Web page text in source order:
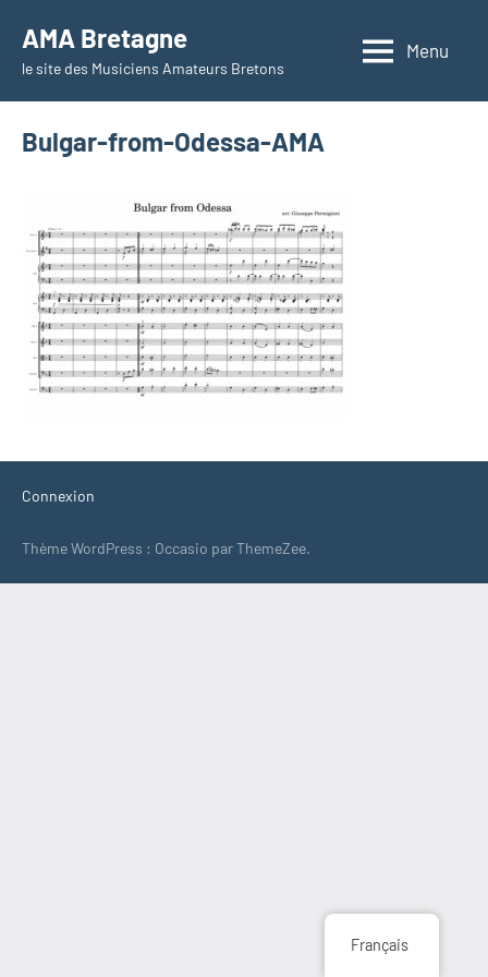
contenu
AMA Bretagne
le site des Musiciens Amateurs Bretons
Menu
Bulgar-from-Odessa-AMA
Connexion
Thème WordPress : Occasio par ThemeZee.
Français